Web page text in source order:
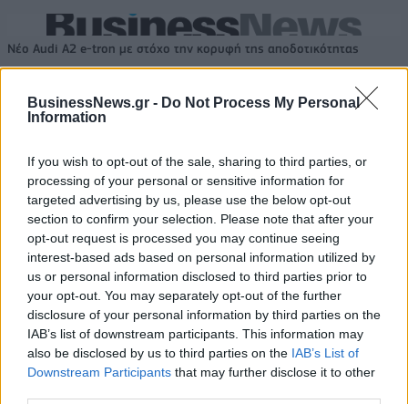
BusinessNews.gr - Do Not Process My Personal
Information
If you wish to opt-out of the sale, sharing to third parties, or
processing of your personal or sensitive information for
targeted advertising by us, please use the below opt-out
section to confirm your selection. Please note that after your
opt-out request is processed you may continue seeing
interest-based ads based on personal information utilized by
us or personal information disclosed to third parties prior to
your opt-out. You may separately opt-out of the further
disclosure of your personal information by third parties on the
IAB’s list of downstream participants. This information may
also be disclosed by us to third parties on the IAB’s List of
Downstream Participants that may further disclose it to other
Νέο Audi A2 e-tron με στόχο την κορυφή της αποδοτικότητας
Εθνική Κορασίδων: Απέναντι
Ελληνική Αναπτυξιακή Τράπεζα: Με «προίκα» 2 δισ. ευρώ ανοίγει
δρόμο για δάνεια έως 5 δισ. σε μικρομεσαίες
Β.Σ. Καρούλιας: Τζίρος 98,7
εκατ. ευρώ και αύξηση κερδών
57% - Τα νέα στοιχήματα σε
low & non alcohol
Deloitte Ελλάδος:
Χρηματοοικονομικός
είσοδο στην πολωνική αγορά
ενέργειας